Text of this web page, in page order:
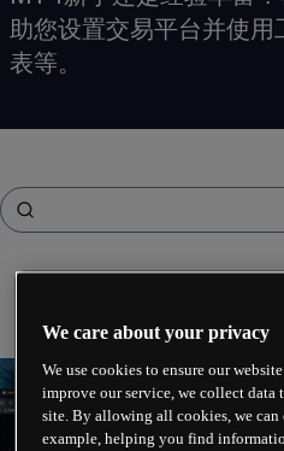
助您设置交易平台并使用
表等。
We care about your privacy
We use cookies to ensure our
improve our service, we collect data
site. By allowing all cookies, we can
example, helping you find